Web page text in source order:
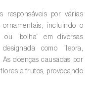
Leveillula,
)
por várias
incluindo o
ou “bolha” em diversas
designada como "lepra,
As doenças causadas por
e frutos, provocando